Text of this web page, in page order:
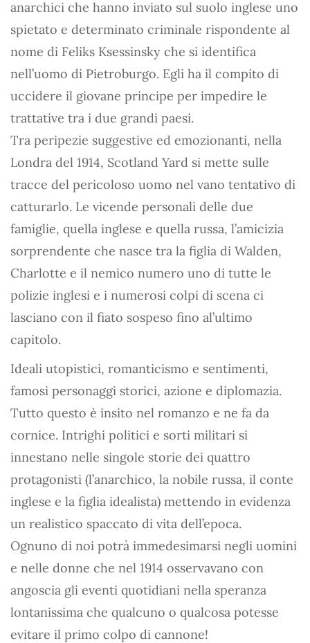
anarchici che hanno inviato sul suolo inglese uno
spietato e determinato criminale rispondente al
nome di Feliks Ksessinsky che si identifica
nell’uomo di Pietroburgo. Egli ha il compito di
uccidere il giovane principe per impedire le
trattative tra i due grandi paesi.
Tra peripezie suggestive ed emozionanti, nella
Londra del 1914, Scotland Yard si mette sulle
tracce del pericoloso uomo nel vano tentativo di
catturarlo. Le vicende personali delle due
famiglie, quella inglese e quella russa, l’amicizia
sorprendente che nasce tra la figlia di Walden,
Charlotte e il nemico numero uno di tutte le
polizie inglesi e i numerosi colpi di scena ci
lasciano con il fiato sospeso fino al’ultimo
capitolo.
Ideali utopistici, romanticismo e sentimenti,
famosi personaggi storici, azione e diplomazia.
Tutto questo è insito nel romanzo e ne fa da
cornice. Intrighi politici e sorti militari si
innestano nelle singole storie dei quattro
protagonisti (l’anarchico, la nobile russa, il conte
inglese e la figlia idealista) mettendo in evidenza
un realistico spaccato di vita dell’epoca.
Ognuno di noi potrà immedesimarsi negli uomini
e nelle donne che nel 1914 osservavano con
angoscia gli eventi quotidiani nella speranza
lontanissima che qualcuno o qualcosa potesse
evitare il primo colpo di cannone!